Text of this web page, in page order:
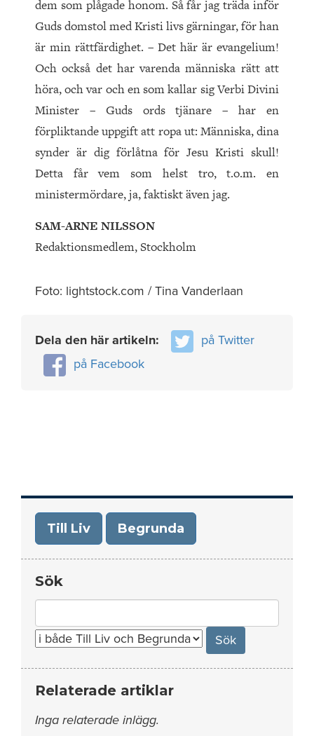
dem som plågade honom. Så får jag träda inför
Guds domstol med Kristi livs gärningar, för han
är min rättfärdighet. – Det här är evangelium!
Och också det har varenda människa rätt att
höra, och var och en som kallar sig Verbi Divini
Minister – Guds ords tjänare – har en
förpliktande uppgift att ropa ut: Människa, dina
synder är dig förlåtna för Jesu Kristi skull!
Detta får vem som helst tro, t.o.m. en
ministermördare, ja, faktiskt även jag.
SAM-ARNE NILSSON
Redaktionsmedlem, Stockholm
Foto: lightstock.com / Tina Vanderlaan
Dela den här artikeln:
på Twitter
på Facebook
Till Liv Begrunda
Sök
for:
Relaterade artiklar
Inga relaterade inlägg.